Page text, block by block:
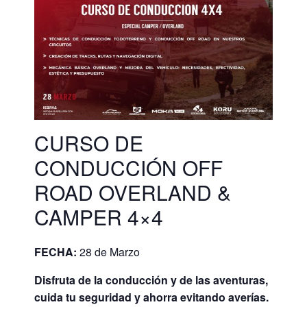
CURSO DE
CONDUCCIÓN OFF
ROAD OVERLAND &
CAMPER 4×4
FECHA: 28 de Marzo
Disfruta de la conducción y de las aventuras,
cuida tu seguridad y ahorra evitando averías.